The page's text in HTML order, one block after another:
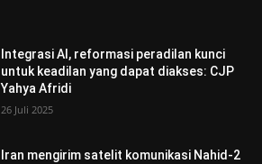
Integrasi AI, reformasi peradilan kunci
untuk keadilan yang dapat diakses: CJP
Yahya Afridi
26 Juli 2025
Iran mengirim satelit komunikasi Nahid-2